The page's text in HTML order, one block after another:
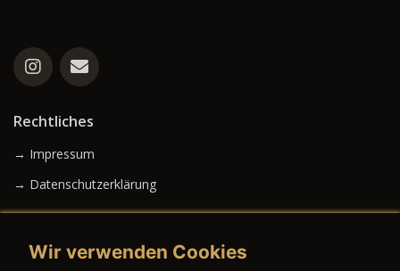
Rechtliches
→ Impressum
→ Datenschutzerklärung
Wir verwenden Cookies